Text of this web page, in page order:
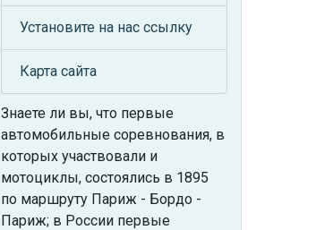
Установите на нас ссылку
Карта сайта
Знаете ли вы, что первые
автомобильные соревнования, в
которых участвовали и
мотоциклы, состоялись в 1895
по маршруту Париж - Бордо -
Париж; в России первые